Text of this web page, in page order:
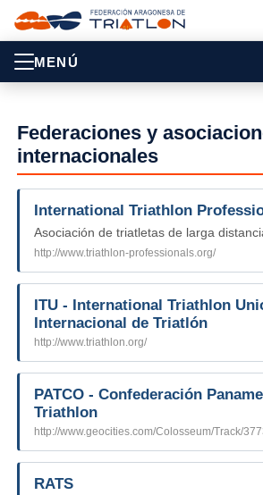
MENÚ
Federaciones y
internacionales
International Triathlon
Asociación de triatletas de larga
http://www.triathlon-professionals.org/
ITU - International Triathlon
Internacional de Triatlón
http://www.triathlon.org/
PATCO - Confederación
Triathlon
http://www.geocities.com/Colosseum/Track/
RATS